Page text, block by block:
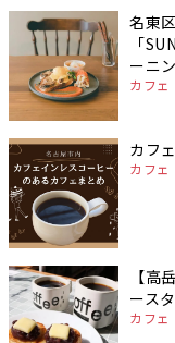
名東
「
ーニ
カフェ
カフ
カフェ
【高
ース
カフェ